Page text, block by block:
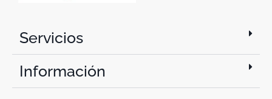
Servicios
Información